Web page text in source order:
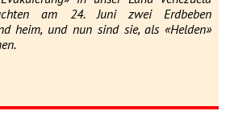
am 24. Juni zwei Erdbeben
heim, und nun sind sie, als «Helden»